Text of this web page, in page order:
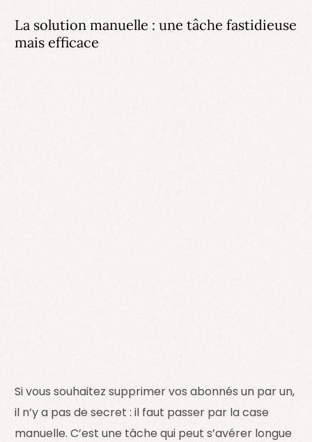
La solution manuelle : une tâche fastidieuse
mais efficace
Si vous souhaitez supprimer vos abonnés un par un,
il n’y a pas de secret : il faut passer par la case
manuelle. C’est une tâche qui peut s’avérer longue